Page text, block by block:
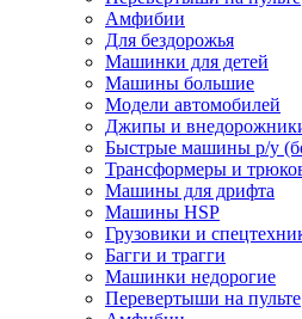
Амфибии
Для бездорожья
Машинки для детей
Машины большие
Модели автомобилей
Джипы и
Быстрые машины р/у
Трансформеры и
Машины для дрифта
Машины HSP
Грузовики и
Багги и трагги
Машинки недорогие
Перевертыши на пульте